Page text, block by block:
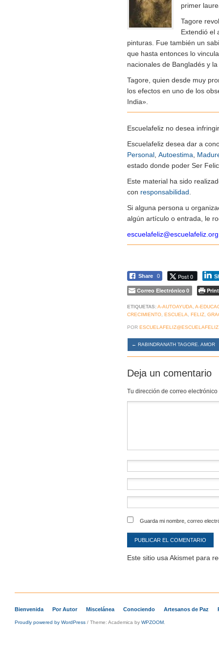
primer
Tagore
Extendió el
pinturas. Fue también un
que hasta entonces lo
nacionales de Bangladés y
Tagore, quien desde muy
los efectos en uno de los
India».
Escuelafeliz no desea
Escuelafeliz desea dar a
Personal Autoestima
estado donde poder Ser
Este material ha sido
con responsabilidad
Si alguna persona u
algún artículo o entrada, le
escuelafeliz@escuelafeliz.org
Share 0 Post 0
Correo Electrónico 0 Print
ETIQUETAS:A-AUTOAYUDA A-
CRECIMIENTO ESCUELA FELIZ
POR
← RABINDRANATH TAGORE. AMOR
Deja un comentario
Tu dirección de correo
Guarda mi nombre, correo
Este sitio usa Akismet para
Bienvenida Por Autor Miscelánea Conociendo Artesanos de Paz
Proudly powered by WordPress / Theme: Academica by WPZOOM